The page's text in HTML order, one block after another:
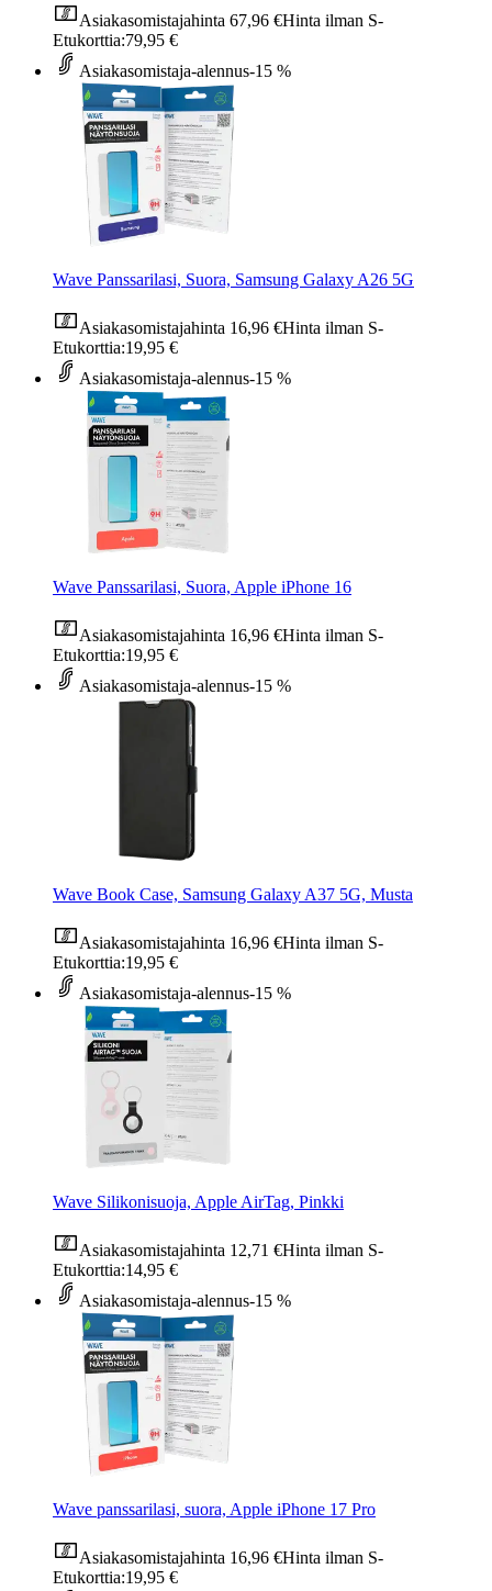
Asiakasomistajahinta 67,96 €Hinta ilman S-
Etukorttia:79,95 €
Asiakasomistaja-alennus-15 %
Wave Panssarilasi, Suora, Samsung Galaxy A26 5G
Asiakasomistajahinta 16,96 €Hinta ilman S-
Etukorttia:19,95 €
Asiakasomistaja-alennus-15 %
Wave Panssarilasi, Suora, Apple iPhone 16
Asiakasomistajahinta 16,96 €Hinta ilman S-
Etukorttia:19,95 €
Asiakasomistaja-alennus-15 %
Wave Book Case, Samsung Galaxy A37 5G, Musta
Asiakasomistajahinta 16,96 €Hinta ilman S-
Etukorttia:19,95 €
Asiakasomistaja-alennus-15 %
Wave Silikonisuoja, Apple AirTag, Pinkki
Asiakasomistajahinta 12,71 €Hinta ilman S-
Etukorttia:14,95 €
Asiakasomistaja-alennus-15 %
Wave panssarilasi, suora, Apple iPhone 17 Pro
Asiakasomistajahinta 16,96 €Hinta ilman S-
Etukorttia:19,95 €